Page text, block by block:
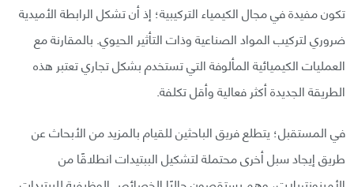
تكون مفيدة في مجال الكيمياء التركيبية؛ إذ أن تشكل الرابطة الأميدية
ضروري لتركيب المواد الصناعية وذات التأثير الحيوي. بالمقارنة مع
العمليات الكيميائية المألوفة التي تستخدم بشكل تجاري تعتبر هذه
الطريقة الجديدة أكثر فعالية وأقل تكلفة.
في المستقبل؛ يتطلع فريق الباحثين للقيام بالمزيد من الأبحاث عن
طريق إيجاد سبل أخرى محتملة لتشكيل الببتيدات انطلاقًا من